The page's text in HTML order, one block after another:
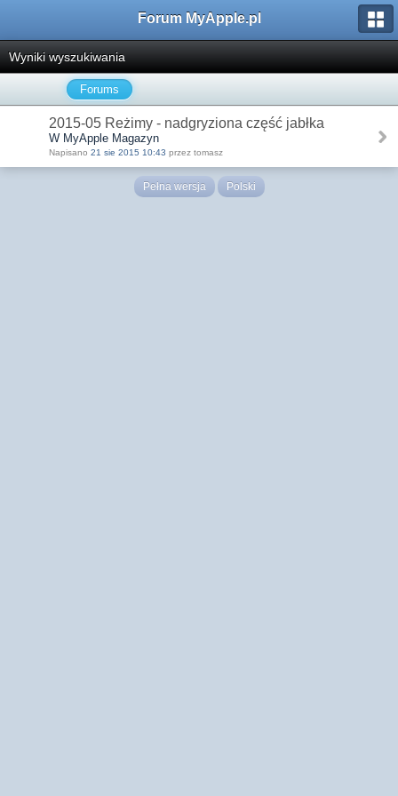
Forum MyApple.pl
Wyniki wyszukiwania
Forums
2015-05 Reżimy - nadgryziona część jabłka
W MyApple Magazyn
Napisano 21 sie 2015 10:43 przez tomasz
Pełna wersja Polski